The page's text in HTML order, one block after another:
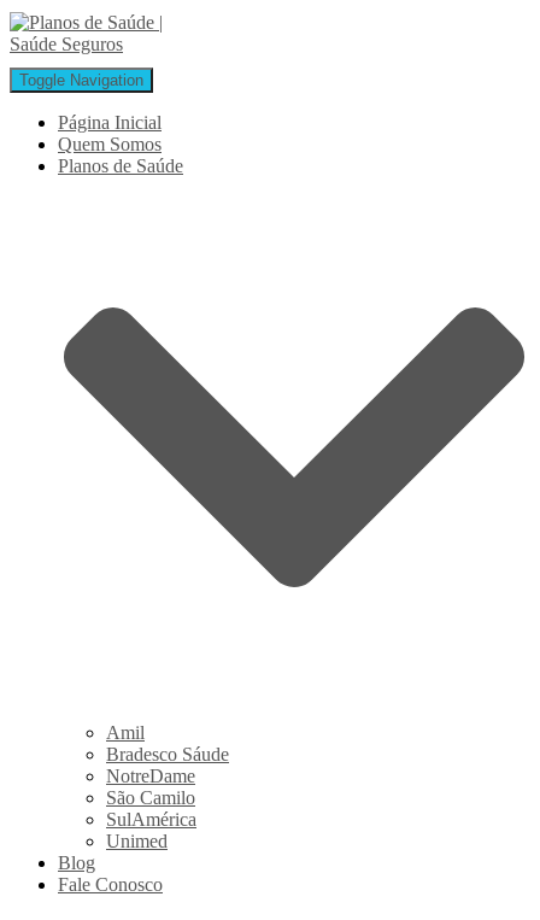
Toggle Navigation
Página Inicial
Quem Somos
Planos de Saúde
Amil
Bradesco Sáude
NotreDame
São Camilo
SulAmérica
Unimed
Blog
Fale Conosco